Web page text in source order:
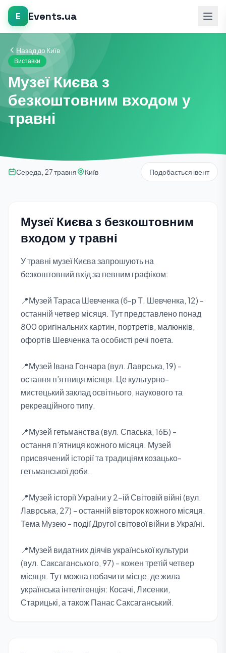
E Events.ua
Назад до Київ
Виставки
Музеї Києва з
безкоштовним входом у
травні
Середа, 27 травня Київ Подобається івент
Музеї Києва з безкоштовним
входом у травні
У травні музеї Києва запрошують на
безкоштовний вхід за певним графіком:
📍Музей Тараса Шевченка (б-р Т. Шевченка, 12) -
останній четвер місяця. Тут представлено понад
800 оригінальних картин, портретів, малюнків,
офортів Шевченка та особисті речі поета.
📍Музей Івана Гончара (вул. Лаврська, 19) -
остання п’ятниця місяця. Це культурно-
мистецький заклад освітнього, наукового та
рекреаційного типу.
📍Музей гетьманства (вул. Спаська, 16Б) -
остання п’ятниця кожного місяця. Музей
присвячений історії та традиціям козацько-
гетьманської доби.
📍Музей історії України у 2-ій Світовій війні (вул.
Лаврська, 27) - останній вівторок кожного місяця.
Тема Музею - події Другої світової війни в Україні.
📍Музей видатних діячів української культури
(вул. Саксаганського, 97) - кожен третій четвер
місяця. Тут можна побачити місце, де жила
українська інтелігенція: Косачі, Лисенки,
Старицькі, а також Панас Саксаганський.